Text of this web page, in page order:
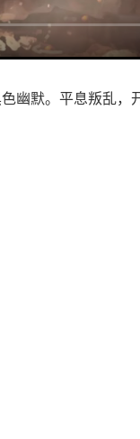
幽默。平息叛乱，